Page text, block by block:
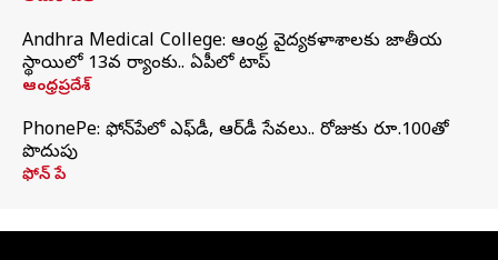
Andhra Medical College: ఆంధ్ర వైద్యకళాశాలకు జాతీయ
స్థాయిలో 13వ ర్యాంకు.. ఏపీలో టాప్
ఆంధ్రప్రదేశ్
PhonePe: ఫోన్‌పేలో ఎఫ్‌డీ, ఆర్‌డీ సేవలు.. రోజుకు రూ.100తో
పొదుపు
ఫోన్‌ పే